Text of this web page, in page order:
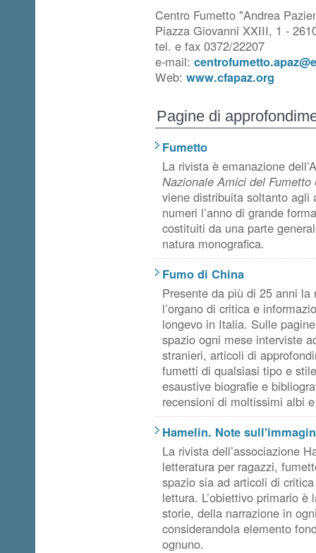
Centro Fumetto "Andrea
Piazza Giovanni XXIII, 1 -
tel. e fax 0372/22207
e-mail:
Web: www.cfapaz.org
Pagine di
Fumetto
La rivista è emanazione
Nazionale Amici del
viene distribuita soltanto agli
numeri l’anno di grande
costituiti da una parte
natura monografica.
Fumo di China
Presente da più di 25 anni
l’organo di critica e
longevo in Italia. Sulle
spazio ogni mese interviste
stranieri, articoli di
fumetti di qualsiasi tipo e
esaustive biografie e
recensioni di moltissimi albi
Hamelin. Note
La rivista dell’associazione
letteratura per ragazzi,
spazio sia ad articoli di
lettura. L’obiettivo primario è
storie, della narrazione in
considerandola elemento
ognuno.